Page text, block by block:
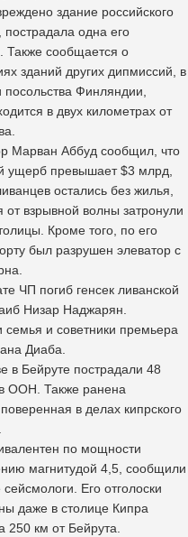
здание российского
пострадала одна его
Также сообщается о
зданий других дипмиссий, в
посольства Финляндии,
в двух километрах от
Марван Аббуд сообщил, что
ущерб превышает $3 млрд,
остались без жилья,
от взрывной волны затронули
Кроме того, по его
был разрушен элеватор с
ЧП погиб генсек ливанской
Низар Наджарян.
семья и советники премьера
Диаба.
в Бейруте пострадали 48
ООН. Также ранена
в делах кипрского
по мощности
магнитудой 4,5, сообщили
Его отголоски
даже в столице Кипра
250 км от Бейрута.